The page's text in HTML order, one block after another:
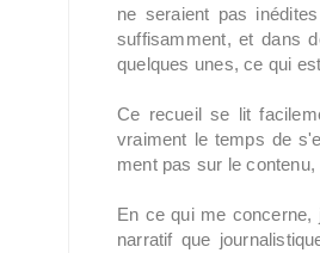
ne seraient pas
suffisamment, et dans
quelques unes, ce qui
Ce recueil se lit
vraiment le temps de
ment pas sur le
En ce qui me
narratif que